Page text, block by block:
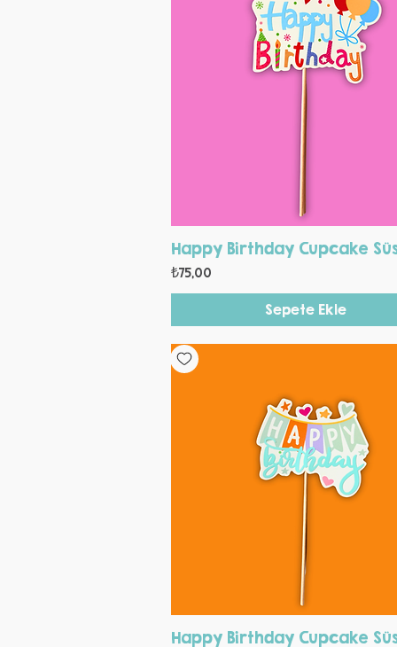
Hızlı Bakış
Happy Birthday Cupcake
Fiyat
₺75,00
Sepete Ekle
Hızlı Bakış
Happy Birthday Cupcake